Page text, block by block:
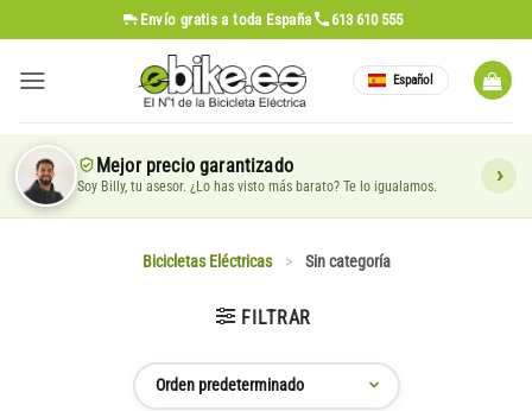
al
contenido
Envío gratis a toda España 613 610 555
Español
Mejor precio garantizado
Soy Billy, tu asesor. ¿Lo has visto más barato? Te lo igualamos.
Bicicletas Eléctricas > Sin categoría
FILTRAR